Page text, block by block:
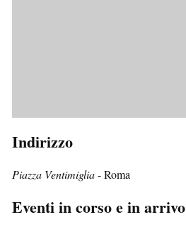
Indirizzo
Piazza Ventimiglia- Roma
Eventi in corso e in arrivo